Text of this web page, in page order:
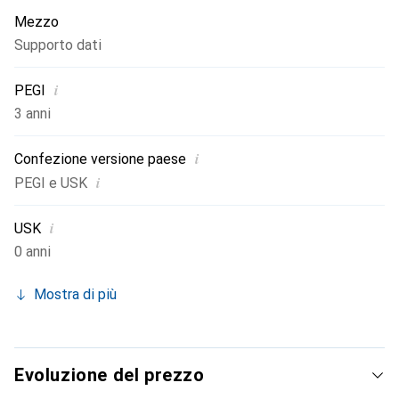
Mezzo
Supporto dati
PEGI i
3 anni
Confezione versione paese i
PEGI e USK i
USK i
0 anni
Mostra di più
Evoluzione del prezzo